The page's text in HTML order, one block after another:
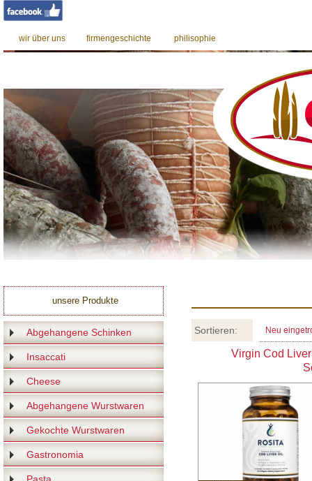
wir über uns firmengeschichte philisophie
0
unsere Produkte
Abgehangene Schinken
Insaccati
Cheese
Abgehangene Wurstwaren
Gekochte Wurstwaren
Gastronomia
Sortieren: Neu
Rosita Real
Virgin Cod